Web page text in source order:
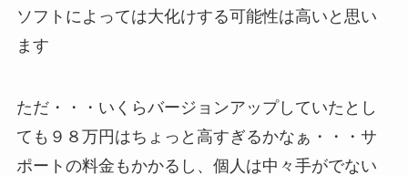
ソフトによっては大化けする可能性は高いと思い
ます
ただ・・・いくらバージョンアップしていたとし
ても９８万円はちょっと高すぎるかなぁ・・・サ
ポートの料金もかかるし、個人は中々手がでない